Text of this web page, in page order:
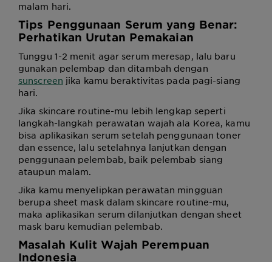
malam hari.
Tips Penggunaan Serum yang Benar:
Perhatikan Urutan Pemakaian
Tunggu 1-2 menit agar serum meresap, lalu baru
gunakan pelembap dan ditambah dengan
sunscreen jika kamu beraktivitas pada pagi-siang
hari.
Jika skincare routine-mu lebih lengkap seperti
langkah-langkah perawatan wajah ala Korea, kamu
bisa aplikasikan serum setelah penggunaan toner
dan essence, lalu setelahnya lanjutkan dengan
penggunaan pelembab, baik pelembab siang
ataupun malam.
Jika kamu menyelipkan perawatan mingguan
berupa sheet mask dalam skincare routine-mu,
maka aplikasikan serum dilanjutkan dengan sheet
mask baru kemudian pelembab.
Masalah Kulit Wajah Perempuan
Indonesia